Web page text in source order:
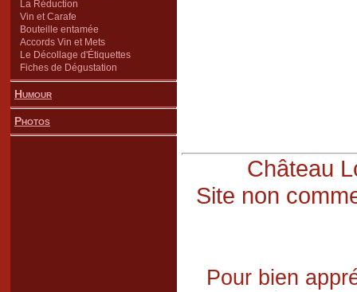
La Réduction
Vin et Carafe
Bouteille entamée
Accords Vin et Mets
Le Décollage d'Étiquettes
Fiches de Dégustation
Humour
Photos
Château
Site non
Pour bien